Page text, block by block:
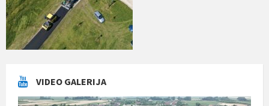
VIDEO GALERIJA